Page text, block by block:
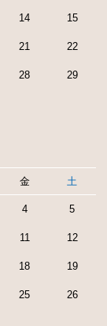
14 15
21 22
28 29
金 土
4 5
11 12
18 19
25 26